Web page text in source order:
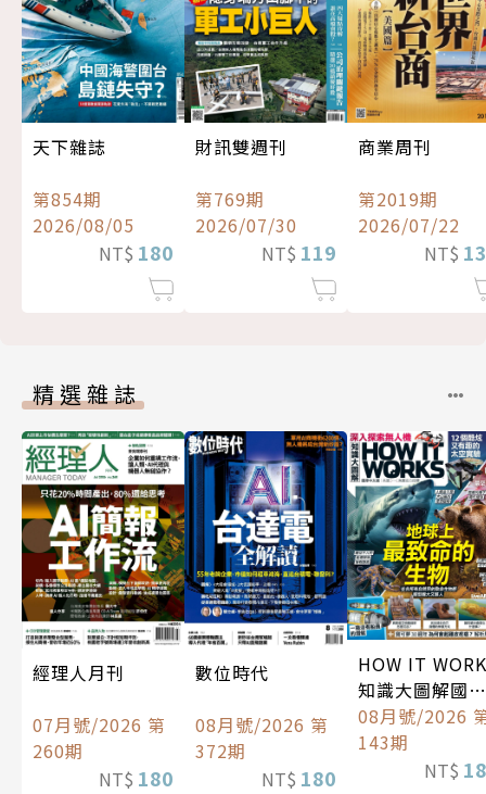
天下雜誌
第854期
2026/08/05
NT$ 180
財訊雙週刊
第769期
2026/07/30
NT$ 119
商業周刊
第2019期
2026/07/22
NT$
精選雜誌
經理人月刊
07月號/2026 第
260期
NT$ 180
數位時代
08月號/2026 第
372期
NT$ 180
HOW IT
知識大圖解國際
中文版
08月號/2026
143期
NT$